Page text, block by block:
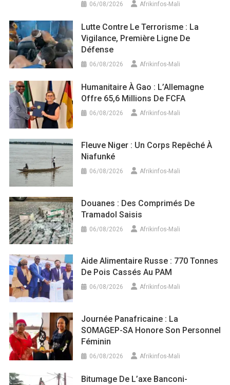
06/08/2026 Afrikinfos-Mali
Lutte Contre Le Terrorisme : La
Vigilance, Première Ligne De
Défense
06/08/2026 Afrikinfos-Mali
Humanitaire À Gao : L’Allemagne
Offre 65,6 Millions De FCFA
06/08/2026 Afrikinfos-Mali
Fleuve Niger : Un Corps Repêché À
Niafunké
06/08/2026 Afrikinfos-Mali
Douanes : Des Comprimés De
Tramadol Saisis
06/08/2026 Afrikinfos-Mali
Aide Alimentaire Russe : 770 Tonnes
De Pois Cassés Au PAM
06/08/2026 Afrikinfos-Mali
Journée Panafricaine : La
SOMAGEP-SA Honore Son Personnel
Féminin
06/08/2026 Afrikinfos-Mali
Bitumage De L’axe Banconi-